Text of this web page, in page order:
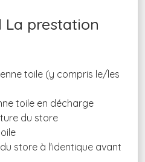
La prestation
toile (y compris le/les
toile en décharge
du store
store à l'identique avant